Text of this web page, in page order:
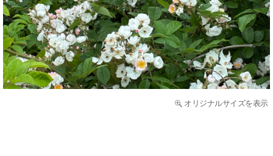
オリジナルサイズを表示